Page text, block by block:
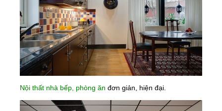
Nội thất nhà bếp, phòng ăn đơn giản, hiện đại.